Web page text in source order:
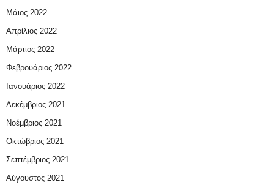
Μάιος 2022
Απρίλιος 2022
Μάρτιος 2022
Φεβρουάριος 2022
Ιανουάριος 2022
Δεκέμβριος 2021
Νοέμβριος 2021
Οκτώβριος 2021
Σεπτέμβριος 2021
Αύγουστος 2021